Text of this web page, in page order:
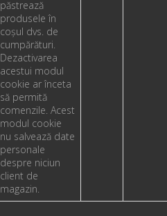
păstrează
produsele în
coșul dvs. de
cumpărături.
Dezactivarea
acestui modul
cookie ar înceta
să permită
comenzile. Acest
modul cookie
nu salvează date
personale
despre niciun
client de
magazin.